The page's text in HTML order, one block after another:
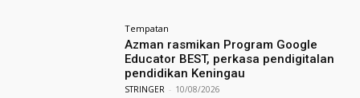
Tempatan
Azman rasmikan Program Google
Educator BEST, perkasa pendigitalan
pendidikan Keningau
STRINGER - 10/08/2026